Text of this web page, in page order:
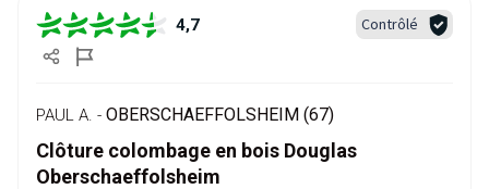
4,7 Contrôlé
PAUL A. - OBERSCHAEFFOLSHEIM (67)
Clôture colombage en bois Douglas
Oberschaeffolsheim